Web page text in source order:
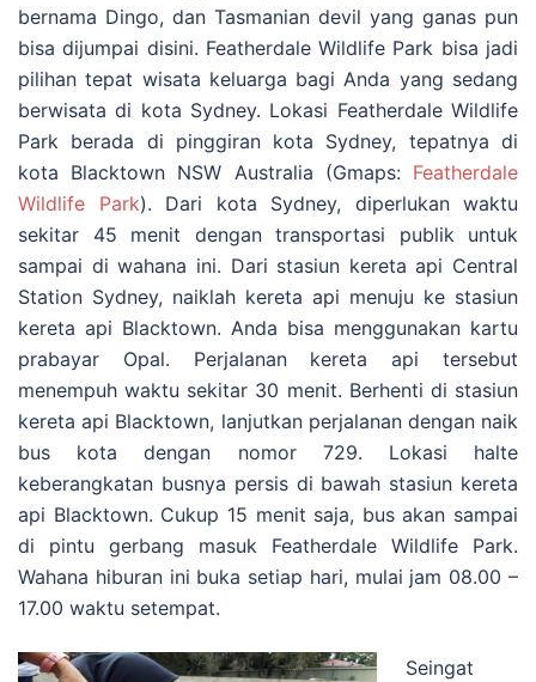
bernama Dingo, dan Tasmanian devil yang ganas pun
bisa dijumpai disini. Featherdale Wildlife Park bisa jadi
pilihan tepat wisata keluarga bagi Anda yang sedang
berwisata di kota Sydney. Lokasi Featherdale Wildlife
Park berada di pinggiran kota Sydney, tepatnya di
kota Blacktown NSW Australia (Gmaps: Featherdale
Wildlife Park). Dari kota Sydney, diperlukan waktu
sekitar 45 menit dengan transportasi publik untuk
sampai di wahana ini. Dari stasiun kereta api Central
Station Sydney, naiklah kereta api menuju ke stasiun
kereta api Blacktown. Anda bisa menggunakan kartu
prabayar Opal. Perjalanan kereta api tersebut
menempuh waktu sekitar 30 menit. Berhenti di stasiun
kereta api Blacktown, lanjutkan perjalanan dengan naik
bus kota dengan nomor 729. Lokasi halte
keberangkatan busnya persis di bawah stasiun kereta
api Blacktown. Cukup 15 menit saja, bus akan sampai
di pintu gerbang masuk Featherdale Wildlife Park.
Wahana hiburan ini buka setiap hari, mulai jam 08.00 –
17.00 waktu setempat.
Seingat